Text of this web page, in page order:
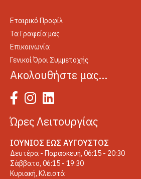
Εταιρικό Προφίλ
Τα Γραφεία μας
Επικοινωνία
Γενικοί Όροι Συμμετοχής
Ακολουθήστε μας…
Ώρες Λειτουργίας
ΙΟΎΝΙΟΣ ΈΩΣ ΑΎΓΟΥΣΤΟΣ
Δευτέρα - Παρασκευή, 06:15 - 20:30
Σάββατο, 06:15 - 19:30
Κυριακή, Κλειστά